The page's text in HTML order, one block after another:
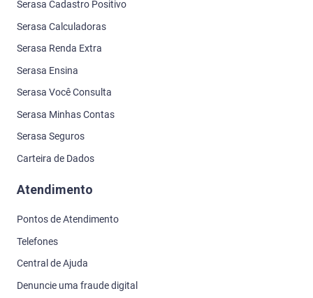
Serasa Cadastro Positivo
Serasa Calculadoras
Serasa Renda Extra
Serasa Ensina
Serasa Você Consulta
Serasa Minhas Contas
Serasa Seguros
Carteira de Dados
Atendimento
Pontos de Atendimento
Telefones
Central de Ajuda
Denuncie uma fraude digital